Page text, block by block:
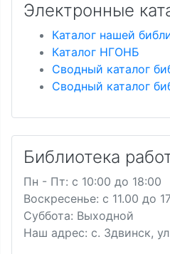
Электронные
Каталог нашей
Каталог НГОНБ
Сводный каталог
Сводный каталог
Библиотека
Пн - Пт: c 10:00 до 18:00
Воскресенье: с 11.00 до
Суббота: Выходной
Наш адрес: с. Здвинск,